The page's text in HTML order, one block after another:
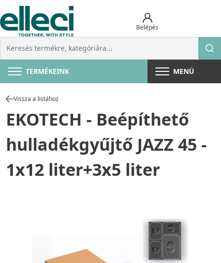
Belépés
TERMÉKEINK MENÜ
Vissza a listához
EKOTECH - Beépíthető
hulladékgyűjtő JAZZ 45 -
1x12 liter+3x5 liter